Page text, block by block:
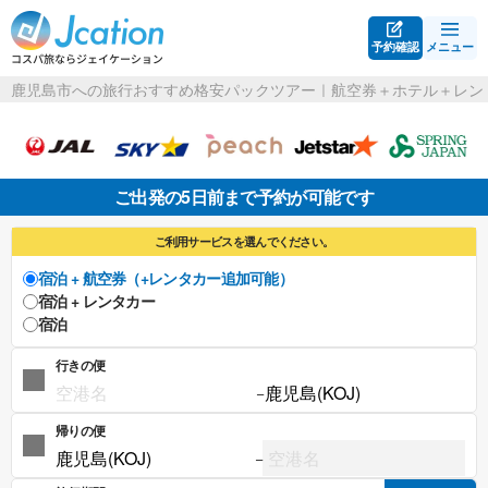
予約確認 メニュー
鹿児島市への旅行おすすめ格安パックツアー｜航空券＋ホテル＋レ
ご出発の5日前まで予約が可能です
ご利用サービスを選んでください。
宿泊 + 航空券（+レンタカー追加可能）
宿泊 + レンタカー
宿泊
行きの便
−
帰りの便
−